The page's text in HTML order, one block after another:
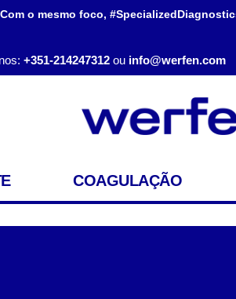
o mesmo foco,
+351-214247312 ou info@werfen.com
COAGULAÇÃO